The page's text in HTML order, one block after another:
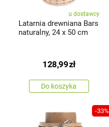
u dostawcy
Latarnia drewniana Bars
naturalny, 24 x 50 cm
128,99zł
Do koszyka
-33%